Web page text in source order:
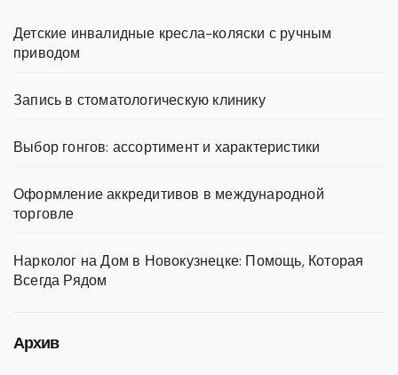
Детские инвалидные кресла-коляски с ручным
приводом
Запись в стоматологическую клинику
Выбор гонгов: ассортимент и характеристики
Оформление аккредитивов в международной
торговле
Нарколог на Дом в Новокузнецке: Помощь, Которая
Всегда Рядом
Архив